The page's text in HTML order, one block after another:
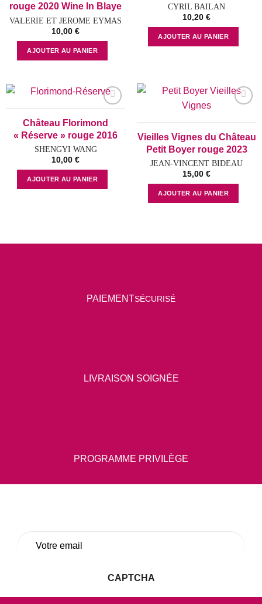
rouge 2020 Wine In Blaye
VALERIE ET JEROME EYMAS
10,00 €
AJOUTER AU PANIER
CYRIL BAILAN
10,20 €
AJOUTER AU PANIER
wishlist
Château Florimond
« Réserve » rouge 2016
SHENGYI WANG
10,00 €
AJOUTER AU PANIER
Vieilles Vignes du Château
Petit Boyer rouge 2023
JEAN-VINCENT BIDEAU
15,00 €
AJOUTER AU PANIER
PAIEMENTSÉCURISÉ
LIVRAISON SOIGNÉE
PROGRAMME PRIVILÈGE
CAPTCHA